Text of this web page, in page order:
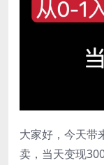
大家好，今天带
卖，当天变现